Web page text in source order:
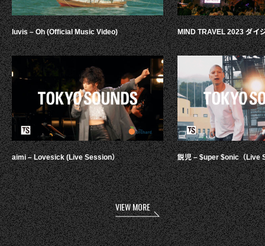
luvis – Oh (Official Music Video)
aimi – Lovesick (Live Session）
MIND TRAVEL 2023 ダイ
鋭児 – $uper $onic（Live
VIEW MORE